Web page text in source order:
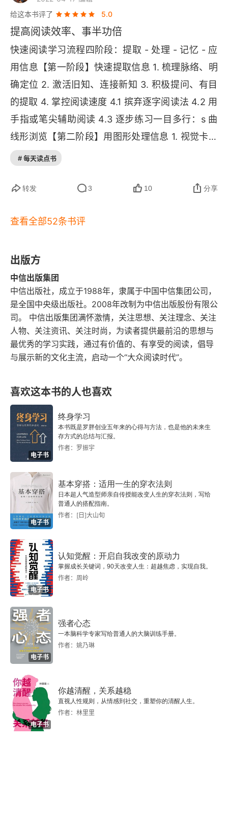
给这本书评了
5.0
提高阅读效率、事半功倍
快速阅读学习流程四阶段：提取 - 处理 - 记忆 - 应
用信息【第一阶段】快速提取信息 1. 梳理脉络、明
确定位 2. 激活旧知、连接新知 3. 积极提问、有目
的提取 4. 掌控阅读速度 4.1 摈弃逐字阅读法 4.2 用
手指或笔尖辅助阅读 4.3 逐步练习一目多行： s 曲
线形浏览【第二阶段】用图形处理信息 1. 视觉卡片
1.1 逻辑脉络一目了然 1.2 促进记忆、启发联想 1.3
随时添加新信息 2. 如何制作视觉卡片 2.1 把握整体
系 2.4 用视觉卡片法练习 "3-2-1" 快速阅读法即分
片的框架梳理、细节补充、深层提取【第三阶段】
五感并用记忆信息 1. 编成故事来调动五大感官 1.1
眼球运动有助于激活五大感官：比如手势 1.2 了解
自己主导感官渠道、顺应个人特点：视觉型 - 多看
听觉型 - 多听  触觉型 - 多实践 2. 劳逸结合 3. 找
到学习效率最高的时间段去学习 4. 系统性复习
【第四阶段】实际应用信息明确具体的场合和目的
用、也纠正了我此前一些错误的读书习惯。待上海
解封后，买来文具，开始实践视觉卡片。
# 每天读点书
转发 3 10 分享
查看全部52条书评
出版方
中信出版集团
中信出版社，成立于1988年，隶属于中国中信集团公司，
是全国中央级出版社。2008年改制为中信出版股份有限公
司。 中信出版集团满怀激情，关注思想、关注理念、关注
人物、关注资讯、关注时尚，为读者提供最前沿的思想与
最优秀的学习实践，通过有价值的、有享受的阅读，倡导
与展示新的文化主流，启动一个“大众阅读时代”。
喜欢这本书的人也喜欢
电子书
终身学习
本书既是罗胖创业五年来的心得与方法，也是他的未来生
存方式的总结与汇报。
作者：罗振宇
电子书
基本穿搭：适用一生的穿衣法则
日本超人气造型师亲自传授能改变人生的穿衣法则，写给
普通人的搭配指南。
作者：[日]大山旬
电子书
认知觉醒：开启自我改变的原动力
掌握成长关键词，90天改变人生：超越焦虑，实现自我。
作者：周岭
电子书
强者心态
一本脑科学专家写给普通人的大脑训练手册。
作者：姚乃琳
电子书
你越清醒，关系越稳
直视人性规则，从情感到社交，重塑你的清醒人生。
作者：林里里